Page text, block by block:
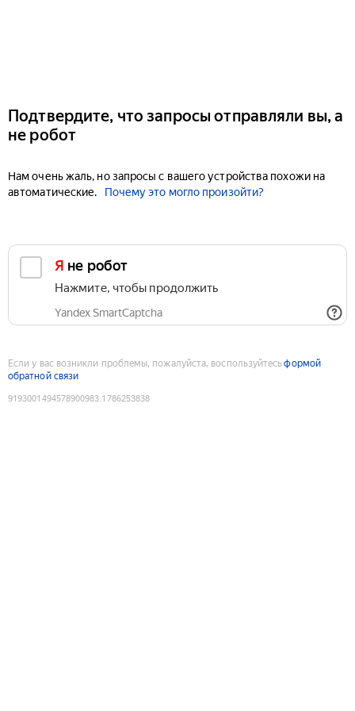
Подтвердите, что запросы отправляли вы, а
не робот
Нам очень жаль, но запросы с вашего устройства похожи на
автоматические.
Почему это могло произойти?
Я не робот
Нажмите, чтобы продолжить
Yandex SmartCaptcha
Если у вас возникли проблемы, пожалуйста, воспользуйтесьформой
обратной связи
9193001494578900983:1786253838